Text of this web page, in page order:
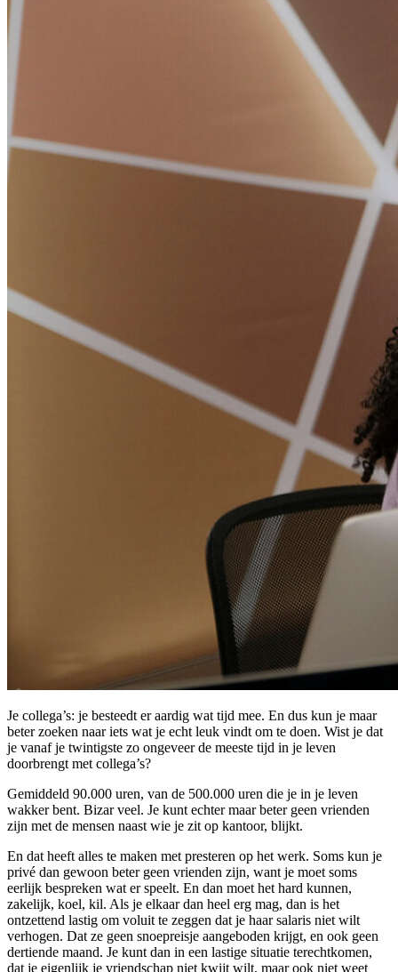
Je collega’s: je besteedt er aardig wat tijd mee. En dus kun je maar
beter zoeken naar iets wat je echt leuk vindt om te doen. Wist je dat
je vanaf je twintigste zo ongeveer de meeste tijd in je leven
doorbrengt met collega’s?
Gemiddeld 90.000 uren, van de 500.000 uren die je in je leven
wakker bent. Bizar veel. Je kunt echter maar beter geen vrienden
zijn met de mensen naast wie je zit op kantoor, blijkt.
En dat heeft alles te maken met presteren op het werk. Soms kun je
privé dan gewoon beter geen vrienden zijn, want je moet soms
eerlijk bespreken wat er speelt. En dan moet het hard kunnen,
zakelijk, koel, kil. Als je elkaar dan heel erg mag, dan is het
ontzettend lastig om voluit te zeggen dat je haar salaris niet wilt
verhogen. Dat ze geen snoepreisje aangeboden krijgt, en ook geen
dertiende maand. Je kunt dan in een lastige situatie terechtkomen,
dat je eigenlijk je vriendschap niet kwijt wilt, maar ook niet weet